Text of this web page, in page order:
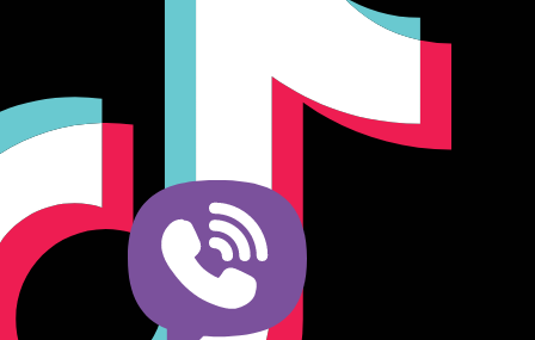
Producător și importator de mobilier în Chișinău. Descoperă
dormitor și grădină. Calitate, funcționalitate și design
modern pentru orice spațiu.Îți punem la dispoziție soluții
complete de amenajare direct de la producător, cu garanție
extinsă și consultanță gratuită pentru proiectul tău